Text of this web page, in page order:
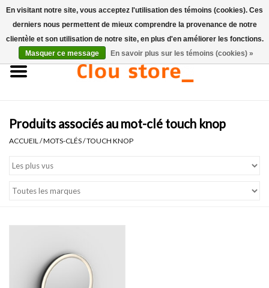
Accueil
Ensembles de lave-mains
Toilettes
Robinets & vidanges
Produits associés au mot-clé touch knop
ACCUEIL /MOTS-CLÉS/TOUCH KNOP
En visitant notre site, vous acceptez l'utilisation des témoins (cookies). Ces
derniers nous permettent de mieux comprendre la provenance de notre
clientèle et son utilisation de notre site, en plus d'en améliorer les fonctions.
Masquer ce message
En savoir plus sur les témoins (cookies) »